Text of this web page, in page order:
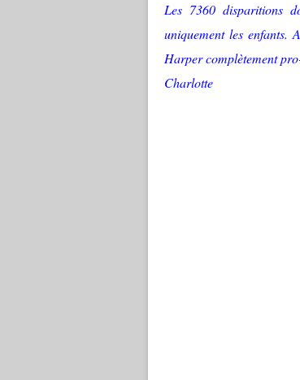
Les 7360 disparitions
uniquement les enfants.
Harper complètement
Charlotte